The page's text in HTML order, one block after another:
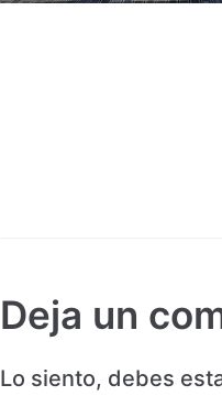
Deja un
Lo siento, debes